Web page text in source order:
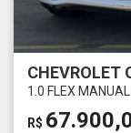
CHEVROLET
1.0 FLEX MANUAL
R$